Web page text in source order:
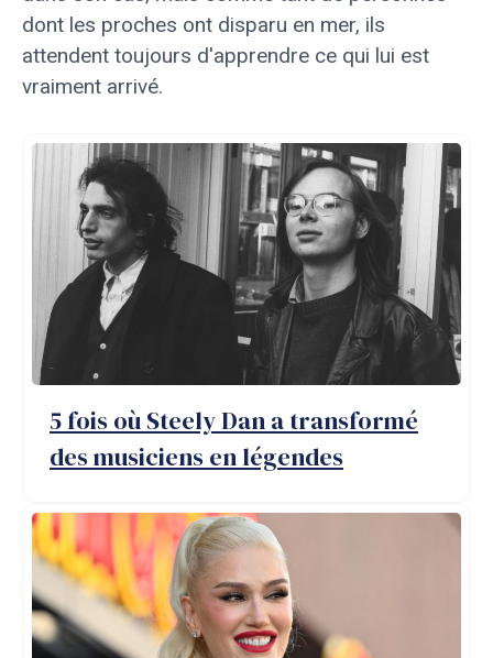
dont les proches ont disparu en mer, ils
attendent toujours d'apprendre ce qui lui est
vraiment arrivé.
5 fois où Steely Dan a transformé
des musiciens en légendes